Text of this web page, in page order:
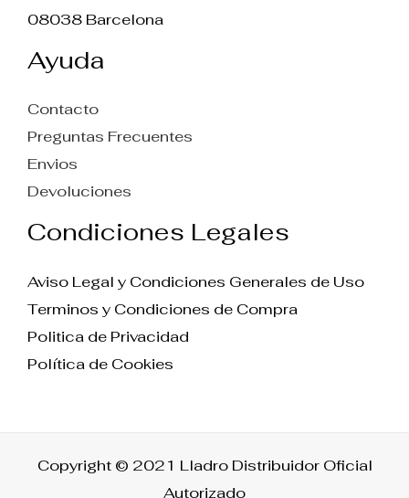
08038 Barcelona
Ayuda
Contacto
Preguntas Frecuentes
Envios
Devoluciones
Condiciones Legales
Aviso Legal y Condiciones Generales de Uso
Terminos y Condiciones de Compra
Politica de Privacidad
Política de Cookies
Copyright © 2021 Lladro Distribuidor Oficial
Autorizado